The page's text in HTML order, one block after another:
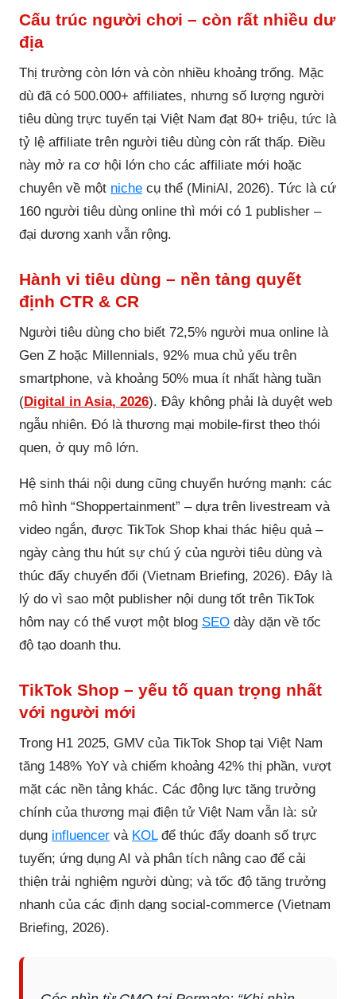
Cấu trúc người chơi – còn rất nhiều dư
địa
Thị trường còn lớn và còn nhiều khoảng trống. Mặc
dù đã có 500.000+ affiliates, nhưng số lượng người
tiêu dùng trực tuyến tại Việt Nam đạt 80+ triệu, tức là
tỷ lệ affiliate trên người tiêu dùng còn rất thấp. Điều
này mở ra cơ hội lớn cho các affiliate mới hoặc
chuyên về một niche cụ thể (MiniAI, 2026). Tức là cứ
160 người tiêu dùng online thì mới có 1 publisher –
đại dương xanh vẫn rộng.
Hành vi tiêu dùng – nền tảng quyết
định CTR & CR
Người tiêu dùng cho biết 72,5% người mua online là
Gen Z hoặc Millennials, 92% mua chủ yếu trên
smartphone, và khoảng 50% mua ít nhất hàng tuần
(Digital in Asia, 2026). Đây không phải là duyệt web
ngẫu nhiên. Đó là thương mại mobile-first theo thói
quen, ở quy mô lớn.
Hệ sinh thái nội dung cũng chuyển hướng mạnh: các
mô hình “Shoppertainment” – dựa trên livestream và
video ngắn, được TikTok Shop khai thác hiệu quả –
ngày càng thu hút sự chú ý của người tiêu dùng và
thúc đẩy chuyển đổi (Vietnam Briefing, 2026). Đây là
lý do vì sao một publisher nội dung tốt trên TikTok
hôm nay có thể vượt một blog SEO dày dặn về tốc
độ tạo doanh thu.
TikTok Shop – yếu tố quan trọng nhất
với người mới
Trong H1 2025, GMV của TikTok Shop tại Việt Nam
tăng 148% YoY và chiếm khoảng 42% thị phần, vượt
mặt các nền tảng khác. Các động lực tăng trưởng
chính của thương mại điện tử Việt Nam vẫn là: sử
dụng influencer và KOLđể thúc đẩy doanh số trực
tuyến; ứng dụng AI và phân tích nâng cao để cải
thiện trải nghiệm người dùng; và tốc độ tăng trưởng
nhanh của các định dạng social-commerce (Vietnam
Briefing, 2026).